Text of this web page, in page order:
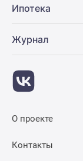
Ипотека
Журнал
О проекте
Контакты